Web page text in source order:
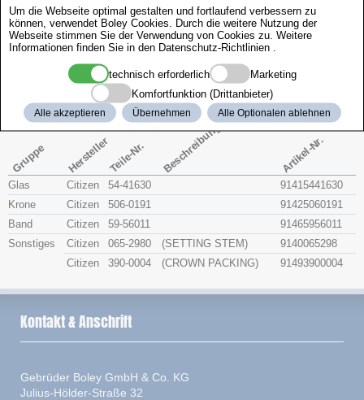
TAG Heuer
Tissot
Zenith
Citizen 4-530659
Gruppe HerstellerTeile-Nr. Beschreibung Artikel-Nr.
Glas Citizen 54-41630
91415441630
Krone
Citizen 506-0191
91425060191
Band
Citizen 59-56011
91465956011
Sonstiges
Citizen 065-2980 (SETTING STEM)
9140065298
Citizen
390-0004 (CROWN PACKING) 91493900004
Um die Webseite optimal gestalten und fortlaufend verbessern zu
können, verwendet Boley Cookies. Durch die weitere Nutzung der
Webseite stimmen Sie der Verwendung von Cookies zu. Weitere
Informationen finden Sie in den Datenschutz-Richtlinien
technisch erforderlich
Marketing
Komfortfunktion (Drittanbieter)
Alle akzeptieren Übernehmen Alle Optionalen ablehnen
Kontakt & Anschrift
Gebrüder Boley GmbH & Co. KG
Julius-Hölder-Straße 32